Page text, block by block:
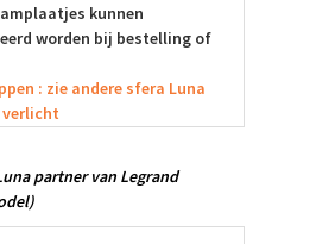
kunnen
worden bij bestelling of
: zie andere sfera Luna
verlicht
partner van Legrand